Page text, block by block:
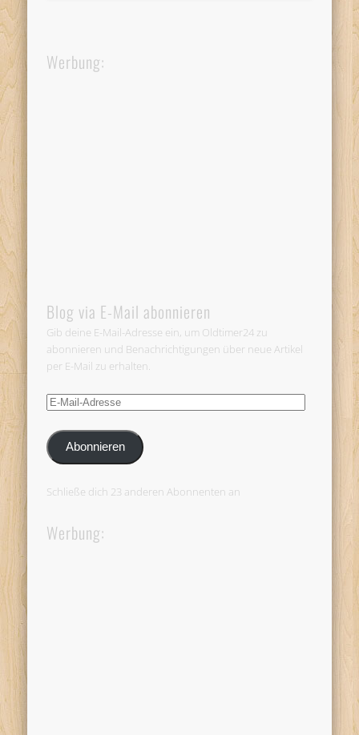
Werbung:
Blog via E-Mail abonnieren
Gib deine E-Mail-Adresse ein, um Oldtimer24 zu
abonnieren und Benachrichtigungen über neue Artikel
per E-Mail zu erhalten.
E-
Adresse
Abonnieren
Schließe dich 23 anderen Abonnenten an
Werbung: